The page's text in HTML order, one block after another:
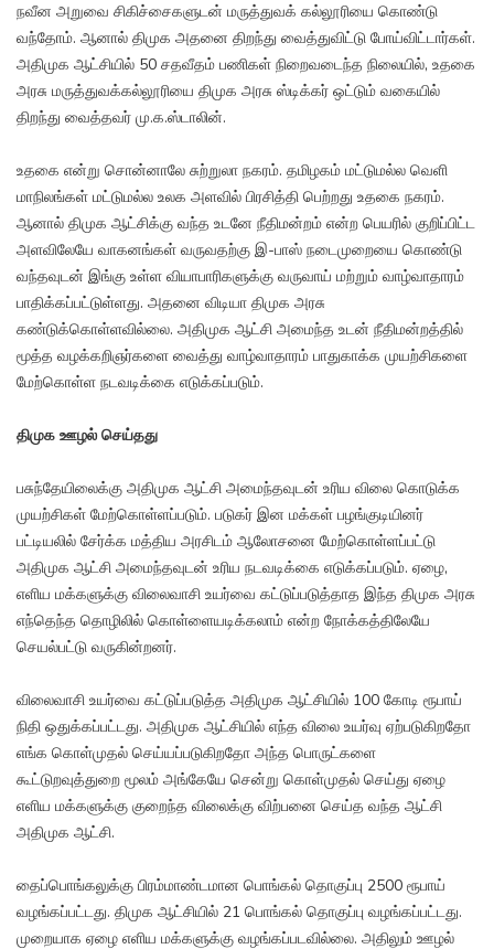
நவீன அறுவை சிகிச்சைகளுடன் மருத்துவக் கல்லூரியை கொண்டு
வந்தோம். ஆனால் திமுக அதனை திறந்து வைத்துவிட்டு போய்விட்டார்கள்.
அதிமுக ஆட்சியில் 50 சதவீதம் பணிகள் நிறைவடைந்த நிலையில், உதகை
அரசு மருத்துவக்கல்லூரியை திமுக அரசு ஸ்டிக்கர் ஒட்டும் வகையில்
திறந்து வைத்தவர் மு.க.ஸ்டாலின்.
உதகை என்று சொன்னாலே சுற்றுலா நகரம். தமிழகம் மட்டுமல்ல வெளி
மாநிலங்கள் மட்டுமல்ல உலக அளவில் பிரசித்தி பெற்றது உதகை நகரம்.
ஆனால் திமுக ஆட்சிக்கு வந்த உடனே நீதிமன்றம் என்ற பெயரில் குறிப்பிட்ட
அளவிலேயே வாகனங்கள் வருவதற்கு இ-பாஸ் நடைமுறையை கொண்டு
வந்தவுடன் இங்கு உள்ள வியாபாரிகளுக்கு வருவாய் மற்றும் வாழ்வாதாரம்
பாதிக்கப்பட்டுள்ளது. அதனை விடியா திமுக அரசு
கண்டுக்கொள்ளவில்லை. அதிமுக ஆட்சி அமைந்த உடன் நீதிமன்றத்தில்
மூத்த வழக்கறிஞர்களை வைத்து வாழ்வாதாரம் பாதுகாக்க முயற்சிகளை
மேற்கொள்ள நடவடிக்கை எடுக்கப்படும்.
திமுக ஊழல் செய்தது
பசுந்தேயிலைக்கு அதிமுக ஆட்சி அமைந்தவுடன் உரிய விலை கொடுக்க
முயற்சிகள் மேற்கொள்ளப்படும். படுகர் இன மக்கள் பழங்குடியினர்
பட்டியலில் சேர்க்க மத்திய அரசிடம் ஆலோசனை மேற்கொள்ளப்பட்டு
அதிமுக ஆட்சி அமைந்தவுடன் உரிய நடவடிக்கை எடுக்கப்படும். ஏழை,
எளிய மக்களுக்கு விலைவாசி உயர்வை கட்டுப்படுத்தாத இந்த திமுக அரசு
எந்தெந்த தொழிலில் கொள்ளையடிக்கலாம் என்ற நோக்கத்திலேயே
செயல்பட்டு வருகின்றனர்.
விலைவாசி உயர்வை கட்டுப்படுத்த அதிமுக ஆட்சியில் 100 கோடி ரூபாய்
நிதி ஒதுக்கப்பட்டது. அதிமுக ஆட்சியில் எந்த விலை உயர்வு ஏற்படுகிறதோ
எங்க கொள்முதல் செய்யப்படுகிறதோ அந்த பொருட்களை
கூட்டுறவுத்துறை மூலம் அங்கேயே சென்று கொள்முதல் செய்து ஏழை
எளிய மக்களுக்கு குறைந்த விலைக்கு விற்பனை செய்த வந்த ஆட்சி
அதிமுக ஆட்சி.
தைப்பொங்கலுக்கு பிரம்மாண்டமான பொங்கல் தொகுப்பு 2500 ரூபாய்
வழங்கப்பட்டது. திமுக ஆட்சியில் 21 பொங்கல் தொகுப்பு வழங்கப்பட்டது.
முறையாக ஏழை எளிய மக்களுக்கு வழங்கப்படவில்லை. அதிலும் ஊழல்